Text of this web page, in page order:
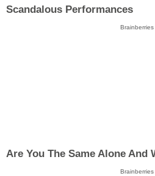
Scandalous Performances
Brainberries
Are You The Same Alone And
Brainberries